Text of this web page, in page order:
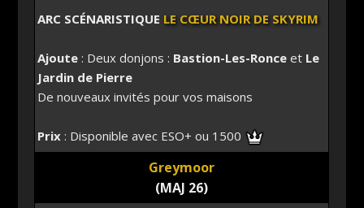
ARC SCÉNARISTIQUE LE CŒUR NOIR DE SKYRIM
Ajoute: Deux donjons : Bastion-Les-Ronce et Le
Jardin de Pierre
De nouveaux invités pour vos maisons
Prix: Disponible avec ESO+ ou 1500
Greymoor
(MAJ 26)